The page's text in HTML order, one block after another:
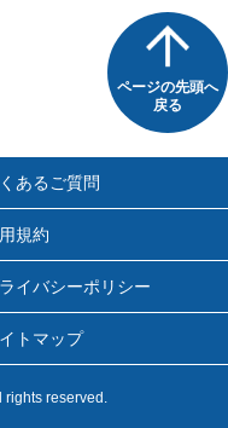
ページの先頭へ
戻る
あるご質問
規約
イバシーポリシー
トマップ
rights reserved.